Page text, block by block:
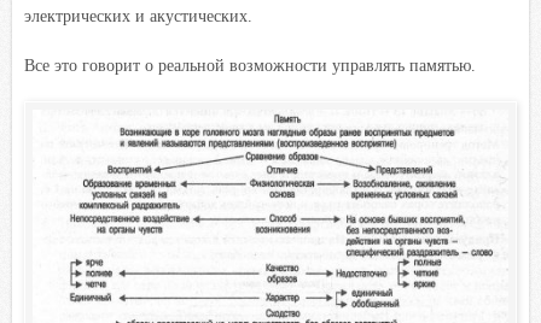
электрических и акустических.
Все это говорит о реальной возможности управлять памятью.